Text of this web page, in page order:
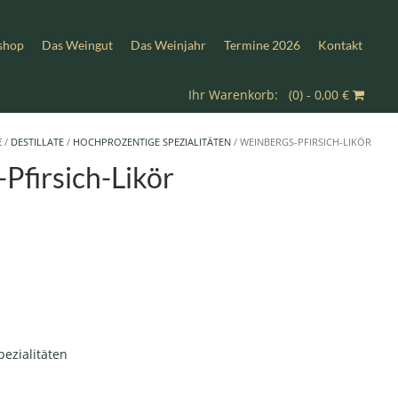
Das Weingut Das Weinjahr Termine 2026 Kontakt
(0) - 0,00 €
/ DESTILLATE / HOCHPROZENTIGE SPEZIALITÄTEN / WEINBERGS-PFIRSICH-LIKÖR
Likör